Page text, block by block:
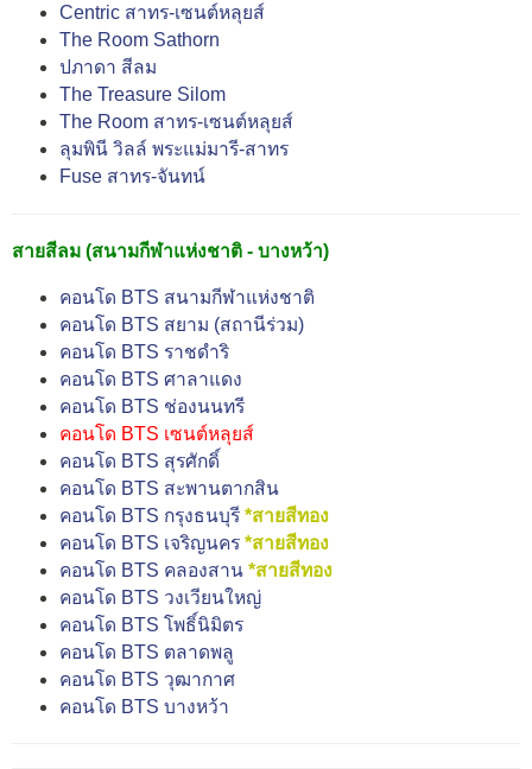
Centric สาทร-เซนต์หลุยส์
The Room Sathorn
ปภาดา สีลม
The Treasure Silom
The Room สาทร-เซนต์หลุยส์
ลุมพินี วิลล์ พระแม่มารี-สาทร
Fuse สาทร-จันทน์
สายสีลม (สนามกีฬาแห่งชาติ - บางหว้า)
คอนโด BTS สนามกีฬาแห่งชาติ
คอนโด BTS สยาม (สถานีร่วม)
คอนโด BTS ราชดำริ
คอนโด BTS ศาลาแดง
คอนโด BTS ช่องนนทรี
คอนโด BTS เซนต์หลุยส์
คอนโด BTS สุรศักดิ์
คอนโด BTS สะพานตากสิน
คอนโด BTS กรุงธนบุรี *สายสีทอง
คอนโด BTS เจริญนคร *สายสีทอง
คอนโด BTS คลองสาน *สายสีทอง
คอนโด BTS วงเวียนใหญ่
คอนโด BTS โพธิ์นิมิตร
คอนโด BTS ตลาดพลู
คอนโด BTS วุฒากาศ
คอนโด BTS บางหว้า